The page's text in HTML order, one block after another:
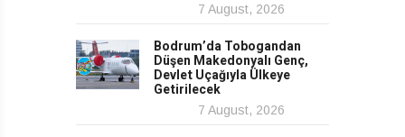
7 August, 2026
Bodrum’da Tobogandan
Düşen Makedonyalı Genç,
Devlet Uçağıyla Ülkeye
Getirilecek
7 August, 2026